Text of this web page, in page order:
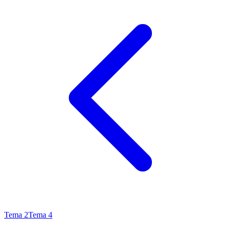
Tema 2Tema 4